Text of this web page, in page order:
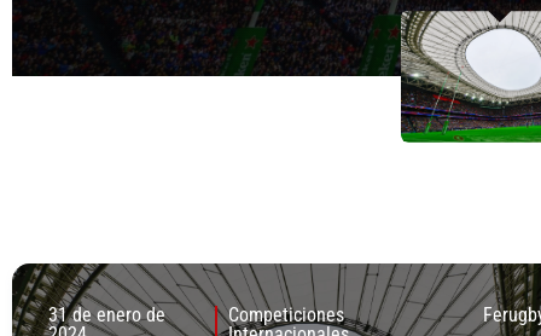
31 de enero de
Competiciones